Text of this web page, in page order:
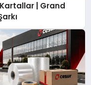
Kartallar | Grand